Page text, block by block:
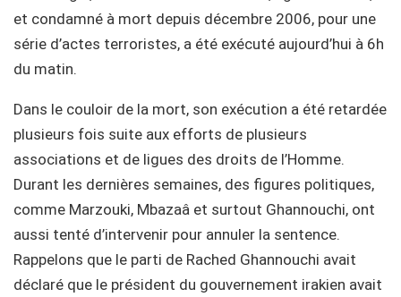
et condamné à mort depuis décembre 2006, pour une
série d’actes terroristes, a été exécuté aujourd’hui à 6h
du matin.
Dans le couloir de la mort, son exécution a été retardée
plusieurs fois suite aux efforts de plusieurs
associations et de ligues des droits de l’Homme.
Durant les dernières semaines, des figures politiques,
comme Marzouki, Mbazaâ et surtout Ghannouchi, ont
aussi tenté d’intervenir pour annuler la sentence.
Rappelons que le parti de Rached Ghannouchi avait
déclaré que le président du gouvernement irakien avait